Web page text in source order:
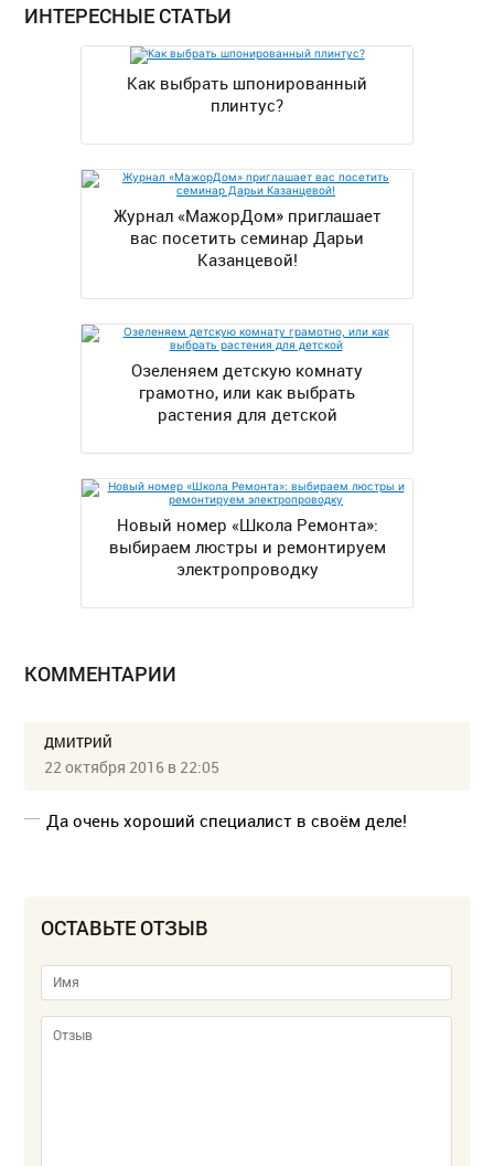
ИНТЕРЕСНЫЕ СТАТЬИ
Как выбрать шпонированный
плинтус?
Журнал «МажорДом» приглашает
вас посетить семинар Дарьи
Казанцевой!
Озеленяем детскую комнату
грамотно, или как выбрать
растения для детской
Новый номер «Школа Ремонта»:
выбираем люстры и ремонтируем
электропроводку
КОММЕНТАРИИ
ДМИТРИЙ
22 октября 2016 в 22:05
Да очень хороший специалист в своём деле!
ОСТАВЬТЕ ОТЗЫВ